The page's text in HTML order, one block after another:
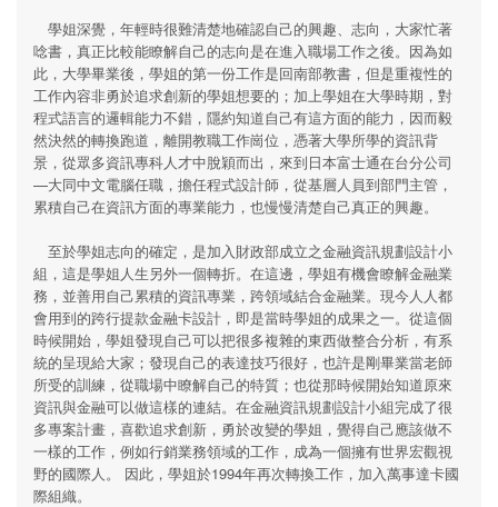
學姐深覺，年輕時很難清楚地確認自己的興趣、志向，大家忙著
唸書，真正比較能瞭解自己的志向是在進入職場工作之後。因為如
此，大學畢業後，學姐的第一份工作是回南部教書，但是重複性的
工作內容非勇於追求創新的學姐想要的；加上學姐在大學時期，對
程式語言的邏輯能力不錯，隱約知道自己有這方面的能力，因而毅
然決然的轉換跑道，離開教職工作崗位，憑著大學所學的資訊背
景，從眾多資訊專科人才中脫穎而出，來到日本富士通在台分公司
—大同中文電腦任職，擔任程式設計師，從基層人員到部門主管，
累積自己在資訊方面的專業能力，也慢慢清楚自己真正的興趣。
至於學姐志向的確定，是加入財政部成立之金融資訊規劃設計小
組，這是學姐人生另外一個轉折。在這邊，學姐有機會瞭解金融業
務，並善用自己累積的資訊專業，跨領域結合金融業。現今人人都
會用到的跨行提款金融卡設計，即是當時學姐的成果之一。從這個
時候開始，學姐發現自己可以把很多複雜的東西做整合分析，有系
統的呈現給大家；發現自己的表達技巧很好，也許是剛畢業當老師
所受的訓練，從職場中瞭解自己的特質；也從那時候開始知道原來
資訊與金融可以做這樣的連結。在金融資訊規劃設計小組完成了很
多專案計畫，喜歡追求創新，勇於改變的學姐，覺得自己應該做不
一樣的工作，例如行銷業務領域的工作，成為一個擁有世界宏觀視
野的國際人。 因此，學姐於1994年再次轉換工作，加入萬事達卡國
際組織。